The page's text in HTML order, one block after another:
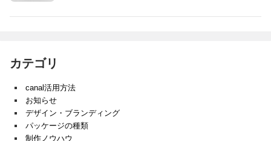
カテゴリ
canal活用方法
お知らせ
デザイン・ブランディング
パッケージの種類
制作ノウハウ